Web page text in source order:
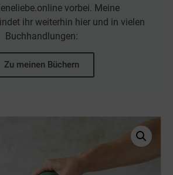
vorbei. Meine
ihr weiterhin hier und in vielen
Buchhandlungen:
Zu meinen Büchern